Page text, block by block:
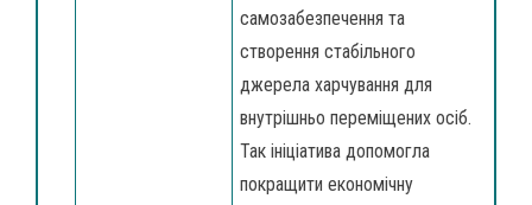
самозабезпечення та
створення стабільного
джерела харчування для
внутрішньо переміщених осіб.
Так ініціатива допомогла
покращити економічну